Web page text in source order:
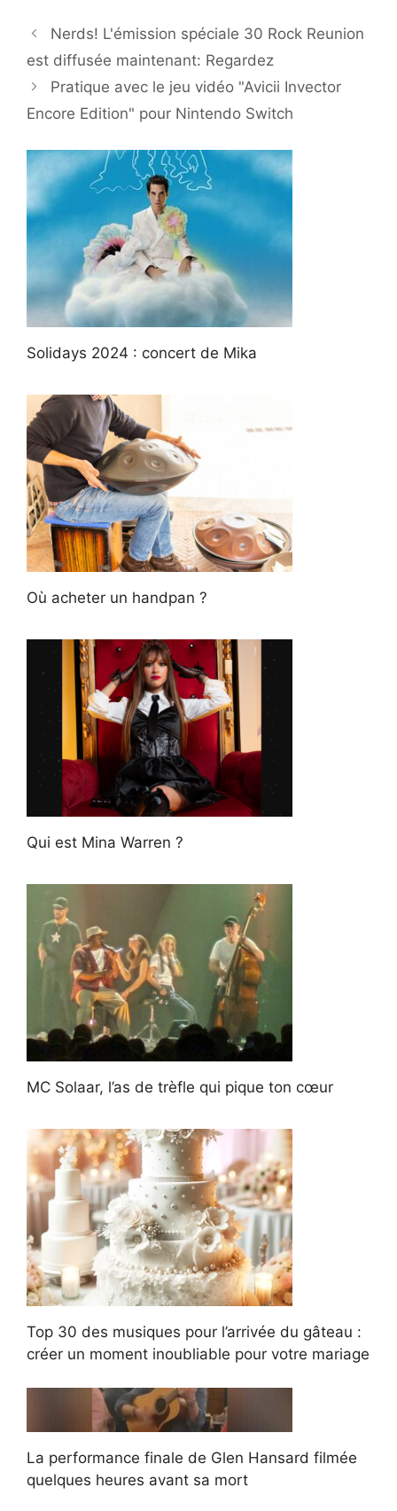
Nerds! L'émission spéciale 30 Rock Reunion
est diffusée maintenant: Regardez
Pratique avec le jeu vidéo "Avicii Invector
Encore Edition" pour Nintendo Switch
Solidays 2024 : concert de Mika
Où acheter un handpan ?
Qui est Mina Warren ?
MC Solaar, l’as de trèfle qui pique ton cœur
Top 30 des musiques pour l’arrivée du gâteau :
créer un moment inoubliable pour votre mariage
La performance finale de Glen Hansard filmée
quelques heures avant sa mort